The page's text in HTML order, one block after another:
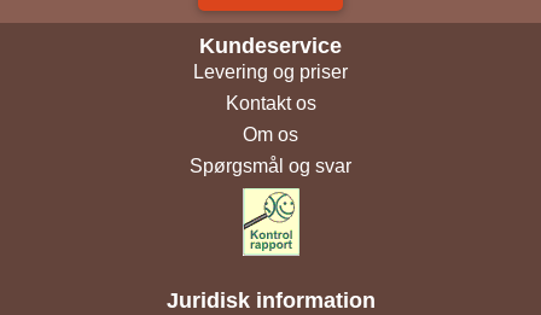
Kundeservice
Levering og priser
Kontakt os
Om os
Spørgsmål og svar
Juridisk information